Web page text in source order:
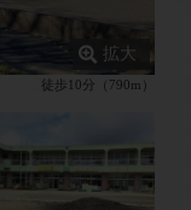
徒歩10分（790m）